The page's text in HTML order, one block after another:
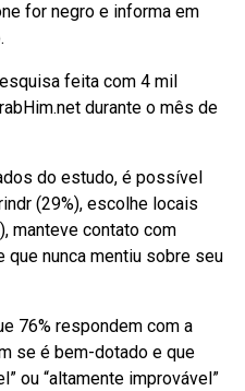
for negro e informa em
feita com 4 mil
durante o mês de
do estudo, é possível
(29%), escolhe locais
manteve contato com
que nunca mentiu sobre seu
76% respondem com a
se é bem-dotado e que
ou “altamente improvável”